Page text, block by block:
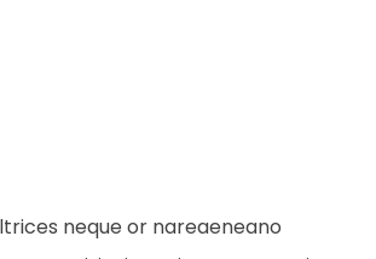
neque or nareaeneano